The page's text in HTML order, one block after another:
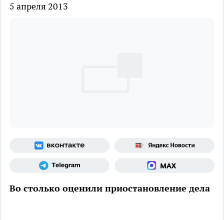
5 апреля 2013
Во столько оценили приостановление дела